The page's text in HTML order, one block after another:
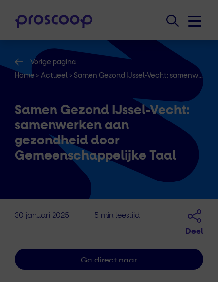
Vorige pagina
Home > Actueel > Samen Gezond IJssel-Vecht: samenwerken aan gezondheid door Gemeenschappelijke Taal
Samen Gezond IJssel-Vecht:
samenwerken aan
gezondheid door
Gemeenschappelijke Taal
30 januari 2025 5 min leestijd
Deel